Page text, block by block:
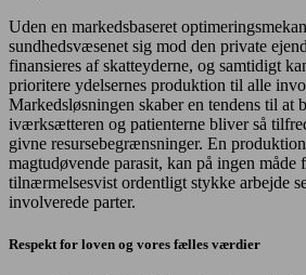
Uden en markedsbaseret
sundhedsvæsenet sig mod den private
finansieres af skatteyderne, og samtidigt
prioritere ydelsernes produktion til alle
Markedsløsningen skaber en tendens til at
iværksætteren og patienterne bliver så
givne resursebegrænsninger. En
magtudøvende parasit, kan på ingen måde
tilnærmelsesvist ordentligt stykke arbejde
involverede parter.
Respekt for loven og vores fælles værdier